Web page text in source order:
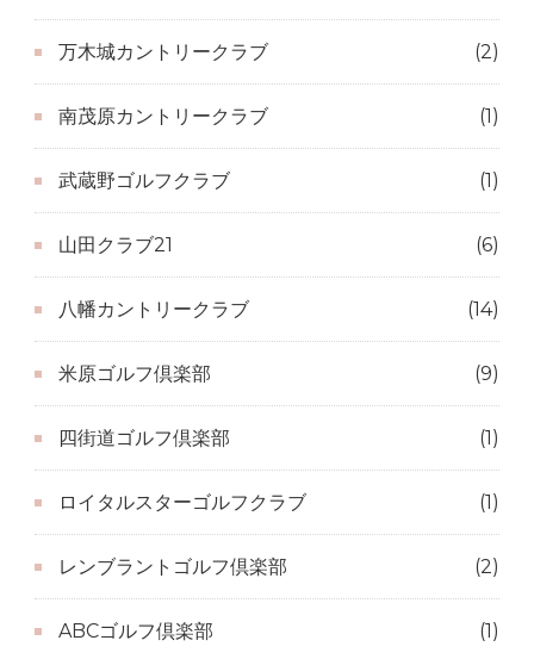
万木城カントリークラブ (2)
南茂原カントリークラブ (1)
武蔵野ゴルフクラブ (1)
山田クラブ21 (6)
八幡カントリークラブ (14)
米原ゴルフ倶楽部 (9)
四街道ゴルフ倶楽部 (1)
ロイタルスターゴルフクラブ (1)
レンブラントゴルフ倶楽部 (2)
ABCゴルフ倶楽部 (1)